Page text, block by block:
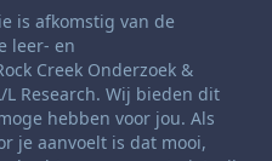
is afkomstig van de
leer- en
Creek Onderzoek &
Research. Wij bieden dit
hebben voor jou. Als
je aanvoelt is dat mooi,